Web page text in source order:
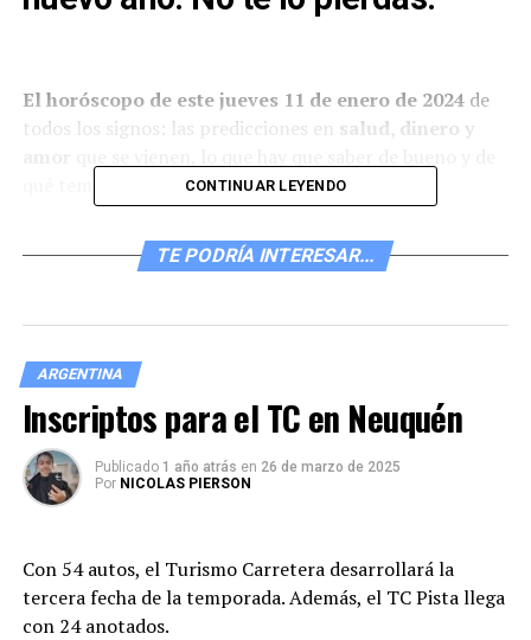
Elhoróscopo de este jueves 11 de enero de 2024 de
todos los signos: las predicciones en salud, dinero y
qué temas debemos cuidarnos.
HORÓSCOPO DEL JUEVES 11 DE
Un momento dedicado al diálogo con sus parejas hará
les bien a los dos. No se apresuren a tomar una
determinación apresurada con respecto al manejo de su
dinero. Por ahora no innovar ni tomar grandes
decisiones materiales. Saber esperar.
TAURO (21 DE ABRIL AL 21 DE MAYO)
Posibilidad de relacionarse con alguien importante. Es
CONTINUAR LEYENDO
TE PODRÍA INTERESAR...
ARGENTINA
Inscriptos para el TC en Neuquén
Publicado 1 año atrás en 26 de marzo de 2025
Por NICOLAS PIERSON
Con 54 autos, el Turismo Carretera desarrollará la
tercera fecha de la temporada. Además, el TC Pista llega
con 24 anotados.